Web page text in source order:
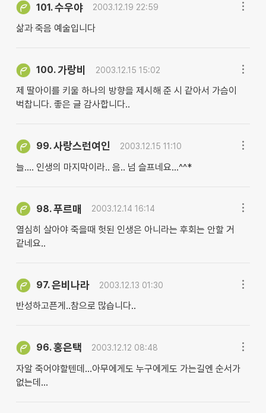
101.수우야 2003.12.19 22:59
삶과 죽음 예술입니다
100.가랑비 2003.12.15 15:02
제 딸아이를 키울 하나의 방향을 제시해 준 시 같아서 가슴이
벅찹니다. 좋은 글 감사합니다..
99.사랑스런여인 2003.12.15 11:10
늘.... 인생의 마지막이라.. 음.. 넘 슬프네요...^^*
98.푸르매 2003.12.14 16:14
열심히 살아야 죽을때 헛된 인생은 아니라는 후회는 안할 거
같네요..
97.은비나라 2003.12.13 01:30
반성하고픈게..참으로 많습니다..
96.홍은택 2003.12.12 08:48
자알 죽어야할텐데...아무에게도 누구에게도 가는길엔 순서가
없는데...